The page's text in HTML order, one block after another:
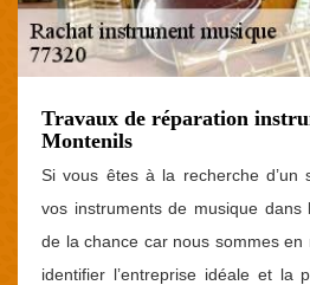
Travaux de réparation
Montenils
Si vous êtes à la recherche d’un
vos instruments de musique dans
de la chance car nous sommes
identifier l’entreprise idéale et la